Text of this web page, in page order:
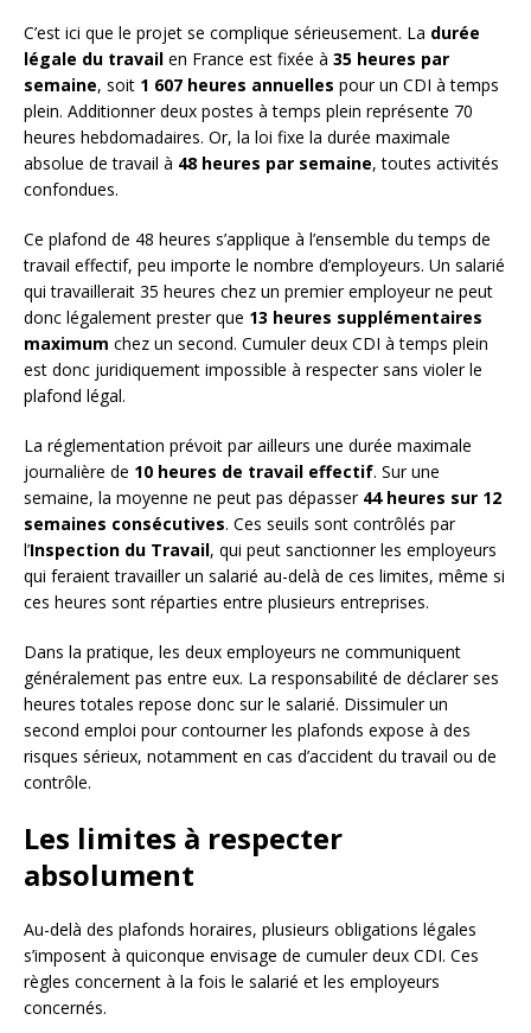
C’est ici que le projet se complique sérieusement. La durée
légale du travail en France est fixée à 35 heures par
semaine, soit 1 607 heures annuelles pour un CDI à temps
plein. Additionner deux postes à temps plein représente 70
heures hebdomadaires. Or, la loi fixe la durée maximale
absolue de travail à 48 heures par semaine, toutes activités
confondues.
Ce plafond de 48 heures s’applique à l’ensemble du temps de
travail effectif, peu importe le nombre d’employeurs. Un salarié
qui travaillerait 35 heures chez un premier employeur ne peut
donc légalement prester que 13 heures supplémentaires
maximum chez un second. Cumuler deux CDI à temps plein
est donc juridiquement impossible à respecter sans violer le
plafond légal.
La réglementation prévoit par ailleurs une durée maximale
journalière de 10 heures de travail effectif. Sur une
semaine, la moyenne ne peut pas dépasser 44 heures sur 12
semaines consécutives. Ces seuils sont contrôlés par
l’Inspection du Travail, qui peut sanctionner les employeurs
qui feraient travailler un salarié au-delà de ces limites, même si
ces heures sont réparties entre plusieurs entreprises.
Dans la pratique, les deux employeurs ne communiquent
généralement pas entre eux. La responsabilité de déclarer ses
heures totales repose donc sur le salarié. Dissimuler un
second emploi pour contourner les plafonds expose à des
risques sérieux, notamment en cas d’accident du travail ou de
contrôle.
Les limites à respecter
absolument
Au-delà des plafonds horaires, plusieurs obligations légales
s’imposent à quiconque envisage de cumuler deux CDI. Ces
règles concernent à la fois le salarié et les employeurs
concernés.